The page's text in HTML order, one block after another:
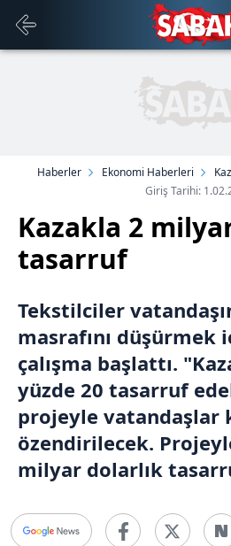
Haberler Ekonomi Haberleri
Giriş Tarihi:
Kazakla 2
tasarruf
Tekstilciler
masrafını düşürmek
çalışma başlattı.
yüzde 20 tasarruf
projeyle vatandaşlar
özendirilecek.
milyar dolarlık